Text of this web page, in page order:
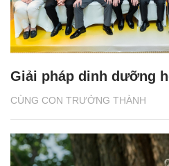
CÙNG CON TRƯỞNG THÀNH
Giải pháp dinh dưỡng